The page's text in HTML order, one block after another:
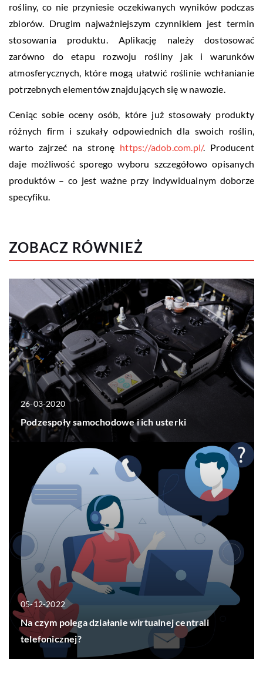
rośliny, co nie przyniesie oczekiwanych wyników podczas
zbiorów. Drugim najważniejszym czynnikiem jest termin
stosowania produktu. Aplikację należy dostosować
zarówno do etapu rozwoju rośliny jak i warunków
atmosferycznych, które mogą ułatwić roślinie wchłanianie
potrzebnych elementów znajdujących się w nawozie.
Ceniąc sobie oceny osób, które już stosowały produkty
różnych firm i szukały odpowiednich dla swoich roślin,
warto zajrzeć na stronę https://adob.com.pl/. Producent
daje możliwość sporego wyboru szczegółowo opisanych
produktów – co jest ważne przy indywidualnym doborze
specyfiku.
ZOBACZ RÓWNIEŻ
26-03-2020
Podzespoły samochodowe i ich usterki
05-12-2022
Na czym polega działanie wirtualnej centrali
telefonicznej?